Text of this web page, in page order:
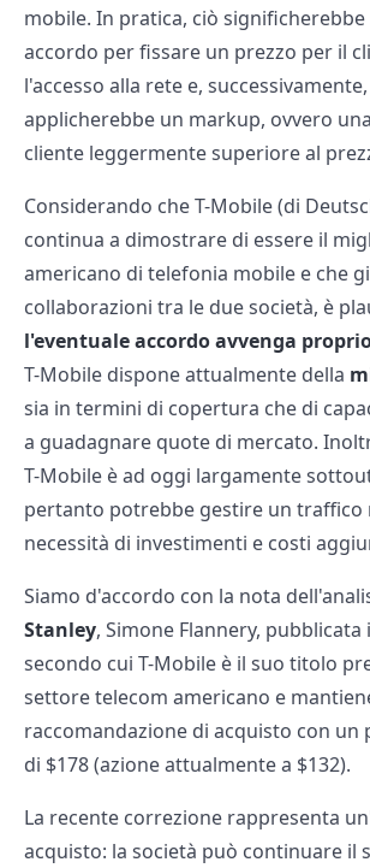
mobile. In pratica, ciò
accordo per fissare un prezzo per il
l'accesso alla rete e,
applicherebbe un markup, ovvero
cliente leggermente superiore al
Considerando che T-Mobile (di
continua a dimostrare di essere il
americano di telefonia mobile e che
collaborazioni tra le due società, è
l'eventuale accordo avvenga
T-Mobile dispone attualmente della
sia in termini di copertura che di
a guadagnare quote di mercato.
T-Mobile è ad oggi largamente
pertanto potrebbe gestire un traffico
necessità di investimenti e costi
Siamo d'accordo con la nota
Stanley, Simone Flannery, pubblicata
secondo cui T-Mobile è il suo titolo
settore telecom americano e
raccomandazione di acquisto con un
di $178 (azione attualmente a $132).
La recente correzione rappresenta
acquisto: la società può continuare il